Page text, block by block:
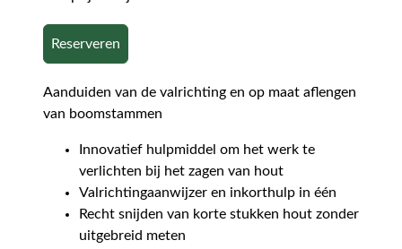
Reserveren
Aanduiden van de valrichting en op maat aflengen
van boomstammen
Innovatief hulpmiddel om het werk te
verlichten bij het zagen van hout
Valrichtingaanwijzer en inkorthulp in één
Recht snijden van korte stukken hout zonder
uitgebreid meten